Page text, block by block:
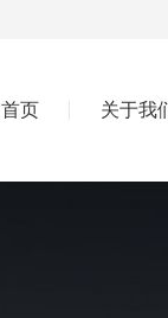
首页 关于我